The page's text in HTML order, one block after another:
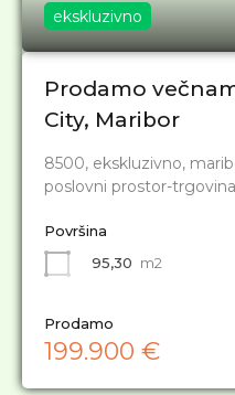
ekskluzivno
Prodamo
City, Maribor
8500, ekskluzivno,
poslovni prostor-trgovina
Površina
95,30 m2
Prodamo
199.900 €